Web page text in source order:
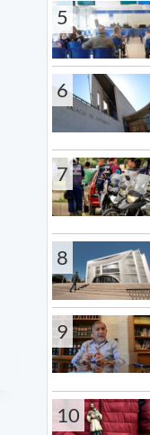
5
6
7
8
9
10